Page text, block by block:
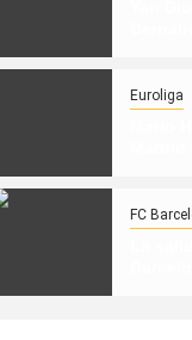
Fútbol español Real
AlejandroSanchez
Euroliga
FC